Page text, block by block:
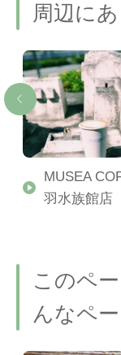
周辺に
MUSEA
羽水族館店
このペ
んなペ